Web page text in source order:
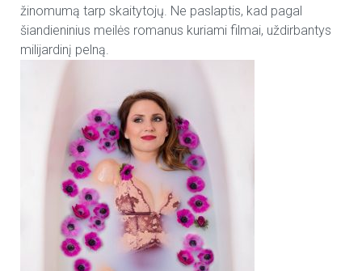
žinomumą tarp skaitytojų. Ne paslaptis, kad pagal
šiandieninius meilės romanus kuriami filmai, uždirbantys
milijardinį pelną.